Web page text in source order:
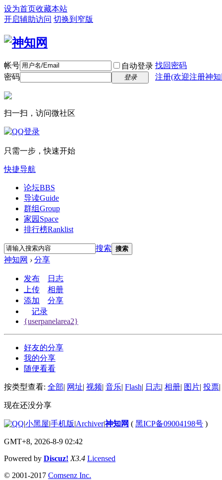
设为首页收藏本站
开启辅助访问 切换到窄版
帐号 自动登录 找回密码
密码
登录 注册(欢迎注册神
扫一扫，访问微社区
只需一步，快速开始
快捷导航
论坛BBS
导读Guide
群组Group
家园 Space
排行榜Ranklist
搜索 搜索
神知网 › 分享
发布
日志
上传
相册
添加
分享
记录
{userpanelarea2}
好友的分享
我的分享
随便看看
按类型查看: 全部| 网址| 视频| 音乐| Flash| 日志| 相册| 图片| 投票|
现在还没分享
|小黑屋|手机版|Archiver|神知网 ( 黑ICP备09004198号 )
GMT+8, 2026-8-9 02:42
Powered by Discuz! X3.4 Licensed
© 2001-2017 Comsenz Inc.